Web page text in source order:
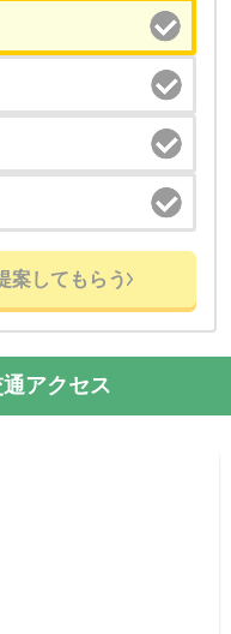
案してもらう
アクセス